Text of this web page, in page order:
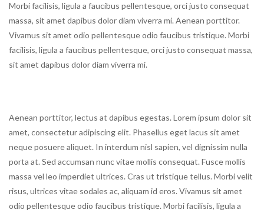
Morbi facilisis, ligula a faucibus pellentesque, orci justo consequat
massa, sit amet dapibus dolor diam viverra mi. Aenean porttitor.
Vivamus sit amet odio pellentesque odio faucibus tristique. Morbi
facilisis, ligula a faucibus pellentesque, orci justo consequat massa,
sit amet dapibus dolor diam viverra mi.
Aenean porttitor, lectus at dapibus egestas. Lorem ipsum dolor sit
amet, consectetur adipiscing elit. Phasellus eget lacus sit amet
neque posuere aliquet. In interdum nisl sapien, vel dignissim nulla
porta at. Sed accumsan nunc vitae mollis consequat. Fusce mollis
massa vel leo imperdiet ultrices. Cras ut tristique tellus. Morbi velit
risus, ultrices vitae sodales ac, aliquam id eros. Vivamus sit amet
odio pellentesque odio faucibus tristique. Morbi facilisis, ligula a